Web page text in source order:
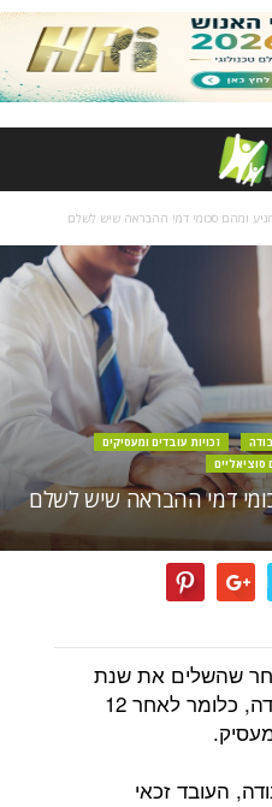
ומהם סכומי דמי ההבראה שיש לשלם
זכויות עובדים ומעסיקים
סוציאליים
דמי ההבראה שיש לשלם
שהשלים את שנת
עבודתו הראשונה במקום העבודה, כלומר לאחר 12
חודשי עבודה, העובד זכאי